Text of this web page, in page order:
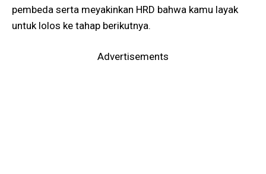
pembeda serta meyakinkan HRD bahwa kamu layak
untuk lolos ke tahap berikutnya.
Advertisements